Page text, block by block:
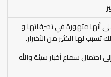
أنها متهورة في تصرفاتها و
تسبب لها الكثير من الأضرار.
احتمال سماع أخبار سيئة والله